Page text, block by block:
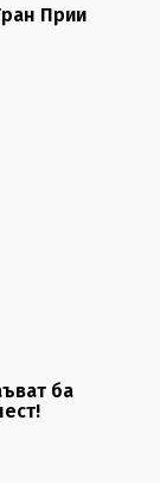
Прии
ба